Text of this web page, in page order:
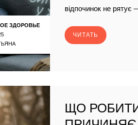
ЗДОРОВЬЕ
відпочинок не рятує
ЧИТАТЬ
ЩО